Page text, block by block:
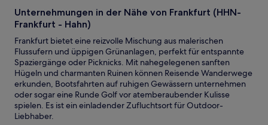
ö
n
e
t
e
F
e
n
s
t
e
r
g
Unternehmungen in der Nähe von Frankfurt (HHN-
Frankfurt - Hahn)
Frankfurt bietet eine reizvolle Mischung aus malerischen
Flussufern und üppigen Grünanlagen, perfekt für entspannte
Spaziergänge oder Picknicks. Mit nahegelegenen sanften
Hügeln und charmanten Ruinen können Reisende Wanderwege
erkunden, Bootsfahrten auf ruhigen Gewässern unternehmen
oder sogar eine Runde Golf vor atemberaubender Kulisse
spielen. Es ist ein einladender Zufluchtsort für Outdoor-
Liebhaber.